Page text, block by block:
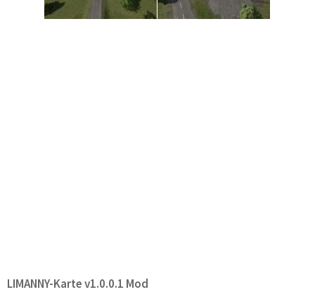
LIMANNY-Karte v1.0.0.1 Mod